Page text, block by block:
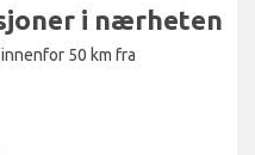
i nærheten
50 km fra